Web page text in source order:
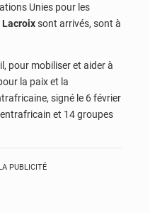
Unies pour les
sont arrivés, sont à
pour mobiliser et aider à
la paix et la
signé le 6 février
et 14 groupes
PUBLICITÉ